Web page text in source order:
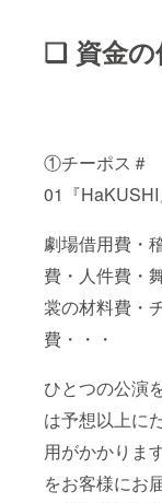
❑ 資金の
①チーポス＃
01『
劇場借用費・
費・人件費・
裳の材料費・
費・・・
ひとつの公演
は予想以上に
用がかかりま
をお客様にお